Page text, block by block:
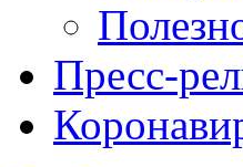
Пресс-